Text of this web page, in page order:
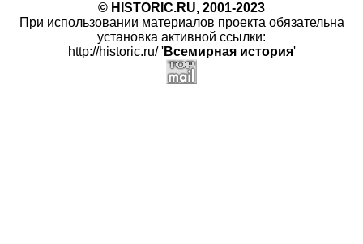
© HISTORIC.RU, 2001-2023
При использовании материалов проекта обязательна
установка активной ссылки:
http://historic.ru/ 'Всемирная история'